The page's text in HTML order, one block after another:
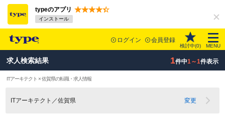
typeのアプリ
インストール
ログイン 会員登録
検討中(0) MENU
求人検索結果 1件中1～1件表示
ITアーキテクト × 佐賀県の転職・求人情報
ITアーキテクト／佐賀県 変更